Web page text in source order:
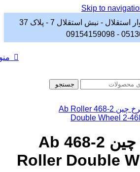
Skip to
- نبش استقلال 7 - پلاک 37
جستجو
رولر دوچرخ چین 2-468 Ab
Roller Double